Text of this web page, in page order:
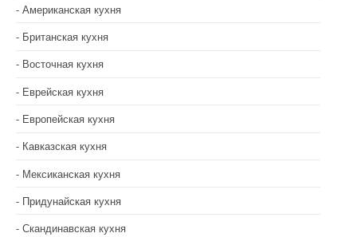
Американская кухня
Британская кухня
Восточная кухня
Еврейская кухня
Европейская кухня
Кавказская кухня
Мексиканская кухня
Придунайская кухня
Скандинавская кухня